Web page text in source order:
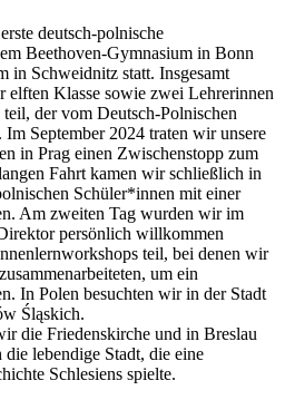
deutsch-polnische
Beethoven-Gymnasium in Bonn
in Schweidnitz statt. Insgesamt
elften Klasse sowie zwei Lehrerinnen
der vom Deutsch-Polnischen
September 2024 traten wir unsere
in Prag einen Zwischenstopp zum
Fahrt kamen wir schließlich in
Schüler*innen mit einer
Am zweiten Tag wurden wir im
persönlich willkommen
teil, bei denen wir
um ein
In Polen besuchten wir in der Stadt
Śląskich.
die Friedenskirche und in Breslau
lebendige Stadt, die eine
Schlesiens spielte.